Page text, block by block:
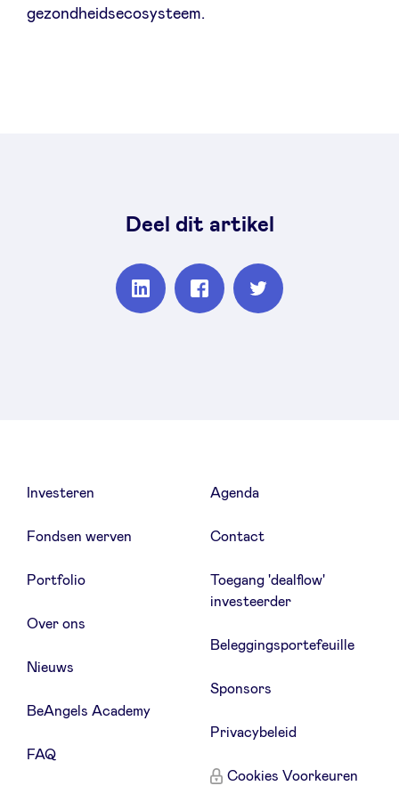
gezondheidsecosysteem.
Deel dit artikel
PartagerPartagerPartager
Investeren
Fondsen werven
Portfolio
Over ons
Nieuws
BeAngels Academy
FAQ
Agenda
Contact
Toegang 'dealflow'
investeerder
Beleggingsportefeuille
Sponsors
Privacybeleid
Cookies Voorkeuren